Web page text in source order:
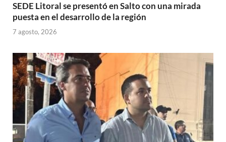
SEDE Litoral se presentó en Salto con una mirada
puesta en el desarrollo de la región
7 agosto, 2026